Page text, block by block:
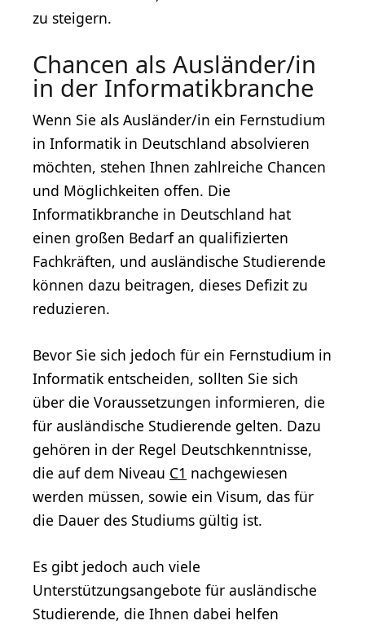
zu steigern.
Chancen als Ausländer/in
in der Informatikbranche
Wenn Sie als Ausländer/in ein Fernstudium
in Informatik in Deutschland absolvieren
möchten, stehen Ihnen zahlreiche Chancen
und Möglichkeiten offen. Die
Informatikbranche in Deutschland hat
einen großen Bedarf an qualifizierten
Fachkräften, und ausländische Studierende
können dazu beitragen, dieses Defizit zu
reduzieren.
Bevor Sie sich jedoch für ein Fernstudium in
Informatik entscheiden, sollten Sie sich
über die Voraussetzungen informieren, die
für ausländische Studierende gelten. Dazu
gehören in der Regel Deutschkenntnisse,
die auf dem Niveau C1 nachgewiesen
werden müssen, sowie ein Visum, das für
die Dauer des Studiums gültig ist.
Es gibt jedoch auch viele
Unterstützungsangebote für ausländische
Studierende, die Ihnen dabei helfen